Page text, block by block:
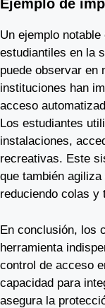
Ejemplo de
Un ejemplo
estudiantiles en la
puede observar en
instituciones han
acceso
Los estudiantes
instalaciones,
recreativas. Este
que también
reduciendo colas y
En conclusión, los
herramienta
control de acceso
capacidad para
asegura la